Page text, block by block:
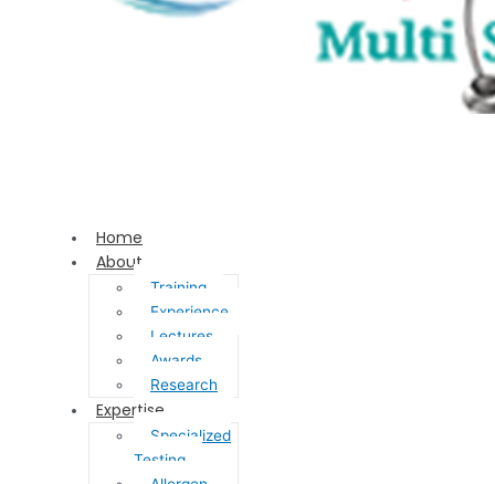
Home
About
Training
Experience
Lectures
Awards
Research
Expertise
Specialized
Testing